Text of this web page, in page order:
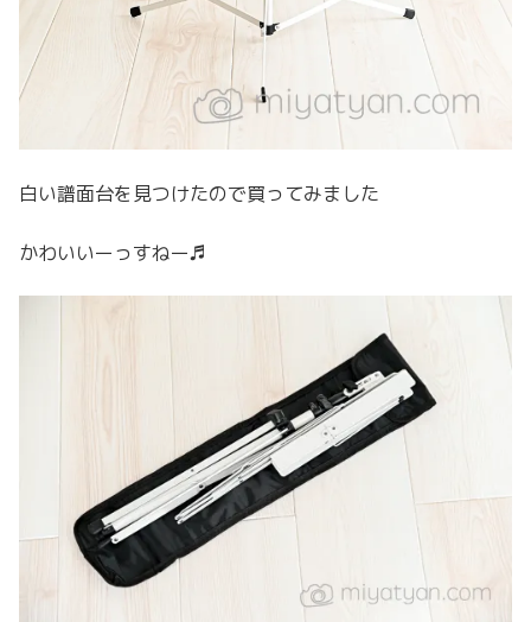
白い譜面台を見つけたので買ってみました
かわいいーっすねー♬